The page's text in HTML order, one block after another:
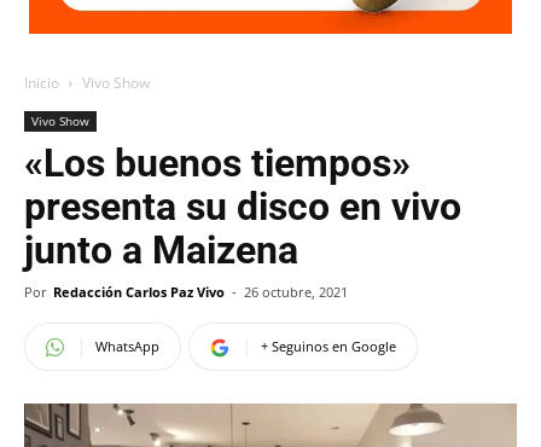
Inicio Vivo Show
Vivo Show
«Los buenos tiempos»
presenta su disco en vivo
junto a Maizena
Por Redacción Carlos Paz Vivo - 26 octubre, 2021
WhatsApp + Seguinos en Google